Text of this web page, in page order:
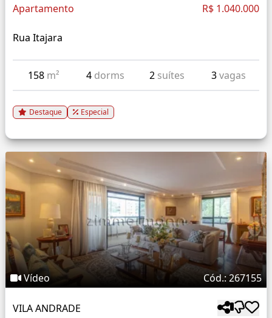
Apartamento R$ 1.040.000
Rua Itajara
158 m² 4 dorms 2 suítes 3vagas
Destaque Especial
Vídeo Cód.: 267155
VILA ANDRADE